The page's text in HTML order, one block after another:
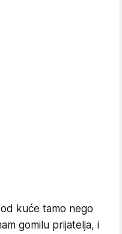
kuće tamo nego
gomilu prijatelja, i